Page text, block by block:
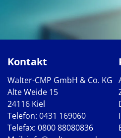
Kontakt
Walter-CMP GmbH & Co. KG
Alte Weide 15
24116 Kiel
Telefon: 0431 169060
Telefax: 0800 88080836